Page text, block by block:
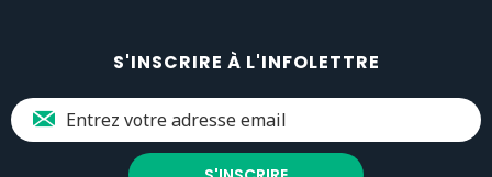
S'INSCRIRE À L'INFOLETTRE